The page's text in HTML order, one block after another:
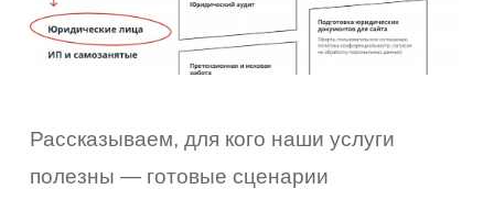
Рассказываем, для кого наши услуги
полезны — готовые сценарии